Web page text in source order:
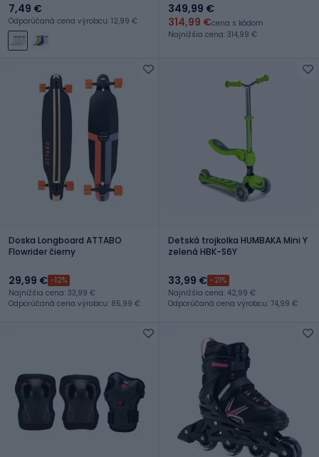
7,49 €
Odporúčaná cena výrobcu: 12,99 €
349,99 €
314,99 €cena s kódom
Najnižšia cena: 314,99 €
Doska Longboard ATTABO
Flowrider čierny
29,99 € -12%
Najnižšia cena: 33,99 €
Odporúčaná cena výrobcu: 85,99 €
Detská trojkolka HUMBAKA Mini Y
zelená HBK-S6Y
33,99 € -21%
Najnižšia cena: 42,99 €
Odporúčaná cena výrobcu: 74,99 €